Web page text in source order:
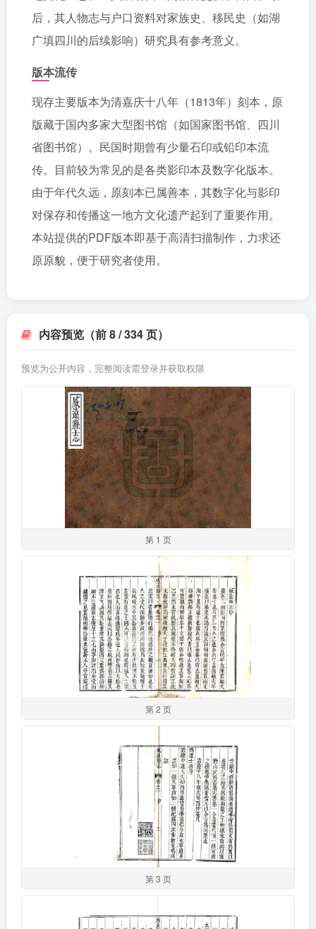
后，其人物志与户口资料对家族史、移民史（如湖
广填四川的后续影响）研究具有参考意义。
版本流传
现存主要版本为清嘉庆十八年（1813年）刻本，原
版藏于国内多家大型图书馆（如国家图书馆、四川
省图书馆）。民国时期曾有少量石印或铅印本流
传。目前较为常见的是各类影印本及数字化版本。
由于年代久远，原刻本已属善本，其数字化与影印
对保存和传播这一地方文化遗产起到了重要作用。
本站提供的PDF版本即基于高清扫描制作，力求还
原原貌，便于研究者使用。
内容预览（前 8 / 334 页）
预览为公开内容，完整阅读需登录并获取权限
第 1 页
第 2 页
第 3 页